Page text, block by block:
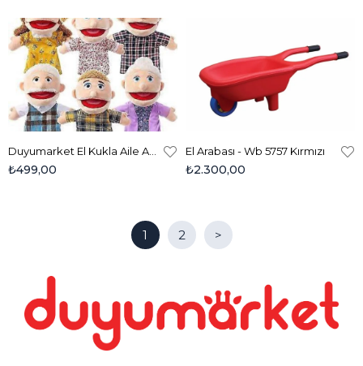
₺499,00
El Arabası - Wb 5757 Kırmızı
₺2.300,00
1 2 >